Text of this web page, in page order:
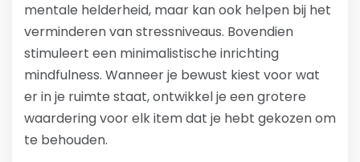
mentale helderheid, maar kan ook helpen bij het
verminderen van stressniveaus. Bovendien
stimuleert een minimalistische inrichting
mindfulness. Wanneer je bewust kiest voor wat
er in je ruimte staat, ontwikkel je een grotere
waardering voor elk item dat je hebt gekozen om
te behouden.